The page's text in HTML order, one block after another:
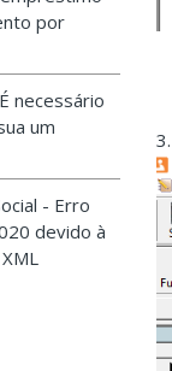
por
necessário
um
- Erro
devido à